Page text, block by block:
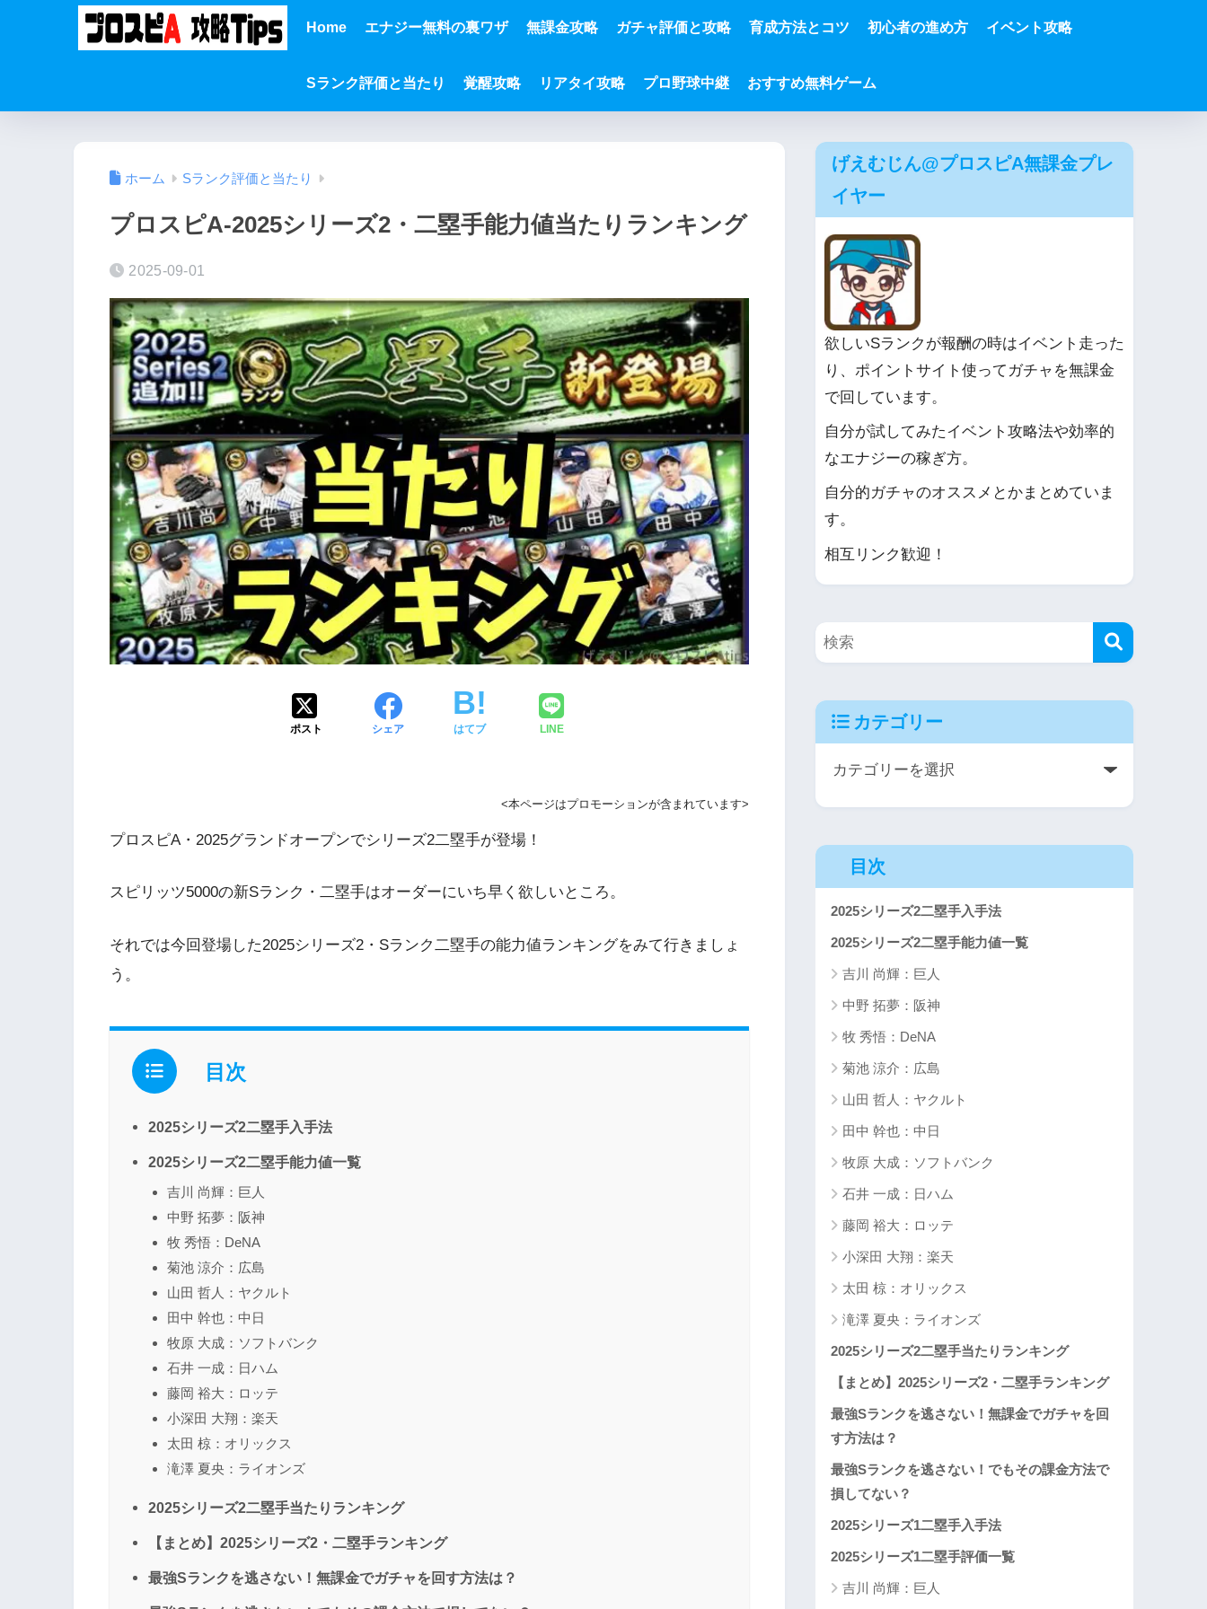
Home エナジー無料の裏ワザ 無課金攻略 ガチャ評価と攻略 育成方法とコツ 初心者の進め方 イベント攻略
Sランク評価と当たり 覚醒攻略 リアタイ攻略 プロ野球中継 おすすめ無料ゲーム
ホーム Sランク評価と当たり
プロスピA-2025シリーズ2・二塁手能力値当たりランキング
2025-09-01
ポスト シェア はてブ LINE
<本ページはプロモーションが含まれています>
プロスピA・2025グランドオープンでシリーズ2二塁手が登場！
スピリッツ5000の新Sランク・二塁手はオーダーにいち早く欲しいところ。
それでは今回登場した2025シリーズ2・Sランク二塁手の能力値ランキングをみて行きましょ
う。
目次
2025シリーズ2二塁手入手法
2025シリーズ2二塁手能力値一覧
吉川 尚輝：巨人
中野 拓夢：阪神
牧 秀悟：DeNA
菊池 涼介：広島
山田 哲人：ヤクルト
田中 幹也：中日
牧原 大成：ソフトバンク
石井 一成：日ハム
藤岡 裕大：ロッテ
小深田 大翔：楽天
太田 椋：オリックス
滝澤 夏央：ライオンズ
2025シリーズ2二塁手当たりランキング
【まとめ】2025シリーズ2・二塁手ランキング
最強Sランクを逃さない！無課金でガチャを回す方法は？
げえむじん@プロスピA無課金プレ
イヤー
欲しいSランクが報酬の時はイベント走った
り、ポイントサイト使ってガチャを無課金
で回しています。
自分が試してみたイベント攻略法や効率的
なエナジーの稼ぎ方。
自分的ガチャのオススメとかまとめていま
す。
相互リンク歓迎！
カテゴリー
目次
2025シリーズ2二塁手入手法
2025シリーズ2二塁手能力値一覧
吉川 尚輝：巨人
中野 拓夢：阪神
牧 秀悟：DeNA
菊池 涼介：広島
山田 哲人：ヤクルト
田中 幹也：中日
牧原 大成：ソフトバンク
石井 一成：日ハム
藤岡 裕大：ロッテ
小深田 大翔：楽天
太田 椋：オリックス
滝澤 夏央：ライオンズ
2025シリーズ2二塁手当たりランキング
【まとめ】2025シリーズ2・二塁手ランキング
最強Sランクを逃さない！無課金でガチャを回
す方法は？
最強Sランクを逃さない！でもその課金方法で
損してない？
2025シリーズ1二塁手入手法
2025シリーズ1二塁手評価一覧
吉川 尚輝：巨人